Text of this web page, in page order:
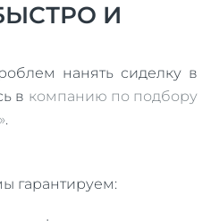
И
нанять сиделку в
в компанию по подбору
.
гарантируем: